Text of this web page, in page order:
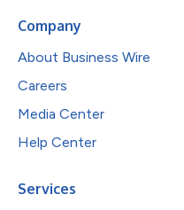
Company
About Business Wire
Careers
Media Center
Help Center
Services